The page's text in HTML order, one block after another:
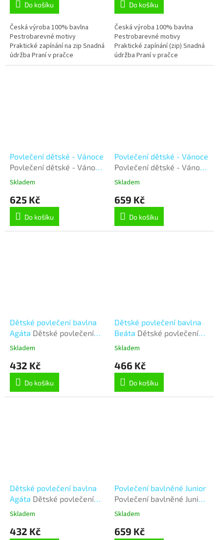
Do košíku
Česká výroba 100% bavlna
Pestrobarevné motivy
Praktické zapínání na zip Snadná
údržba Praní v pračce
Stálobarevnost Tvarová stálost
Do košíku
Česká výroba 100% bavlna
Pestrobarevné motivy
Praktické zapínání (zip) Snadná
údržba Praní v pračce
Stálobarevnost Tvarová stálost
Povlečení dětské - Vánoce
Povlečení dětské - Vánoce
- 140x200, 70x90 cm -
Skladem
625 Kč
Do košíku
Povlečení dětské - Vánoce
Povlečení dětské - Vánoce
- 140x200, 70x90 cm -
Skladem
659 Kč
Do košíku
Dětské povlečení bavlna
Agáta Dětské povlečení
bavlna Agáta - 90x135 cm,
Skladem
432 Kč
Do košíku
Dětské povlečení bavlna
Beáta Dětské povlečení
bavlna Beáta - 100x135,
Skladem
466 Kč
Do košíku
Dětské povlečení bavlna
Agáta Dětské povlečení
bavlna Agáta - 90x135 cm,
Skladem
432 Kč
Povlečení bavlněné Junior
Povlečení bavlněné Junior
- 140x200, 70x90 cm -
Skladem
659 Kč